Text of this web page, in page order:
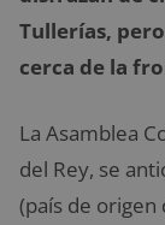
Tullerías,
cerca de la
La Asamblea
del Rey, se
(país de origen